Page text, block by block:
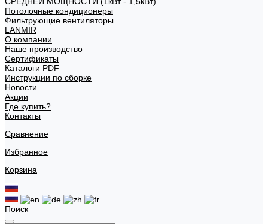
Потолочные кондиционеры
Фильтрующие вентиляторы
LANMIR
О компании
Наше производство
Сертификаты
Каталоги PDF
Инструкции по сборке
Новости
Акции
Где купить?
Контакты
Сравнение
Избранное
Корзина
Поиск